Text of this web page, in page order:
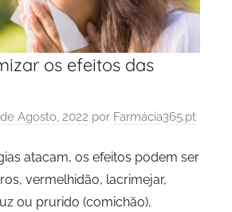
os efeitos das
de Agosto, 2022 por Farmácia365.pt
atacam, os efeitos podem ser
vermelhidão, lacrimejar,
ou prurido (comichão),